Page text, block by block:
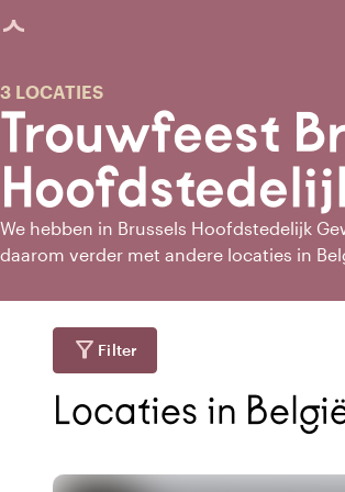
geladen
Trouwfeest
3 LOCATIES
We hebben in Brussels Hoofdstedelijk
daarom verder met andere locaties in
filter_alt Filter
Locaties in